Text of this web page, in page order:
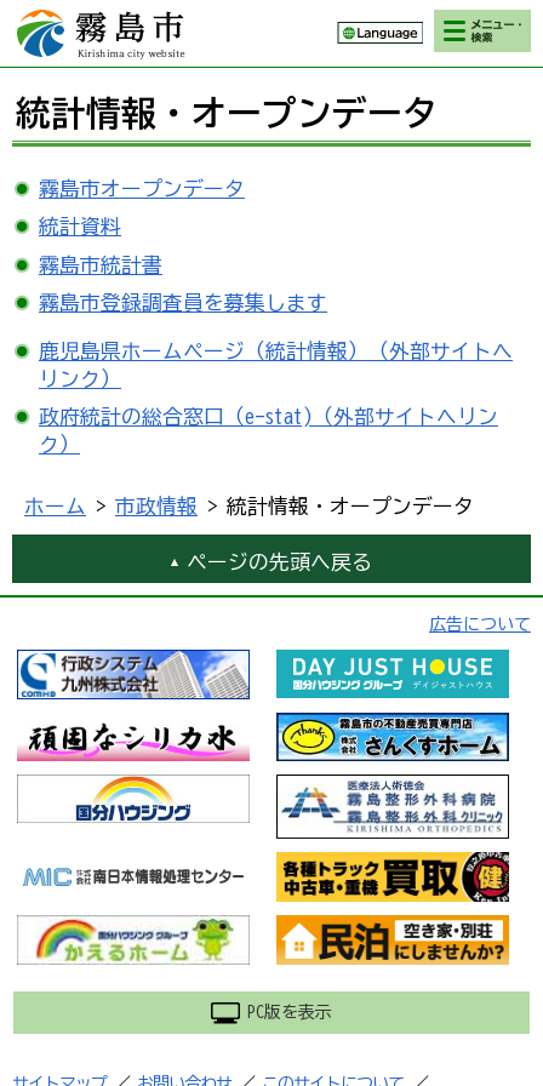
霧島市 Kirishima
city website
検索・メニ
ュー
統計情報・オープンデータ
霧島市オープンデータ
統計資料
霧島市統計書
霧島市登録調査員を募集します
鹿児島県ホームページ（統計情報）（外部サイトへ
リンク）
政府統計の総合窓口（e-stat)（外部サイトへリン
ク）
ホーム > 市政情報 > 統計情報・オープンデータ
ページの先頭へ戻る
広告について
PC版を表示